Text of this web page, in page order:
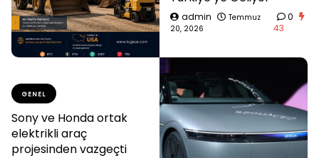
admin
Temmuz
20, 2026
0
43
GENEL
Sony ve Honda ortak
elektrikli araç
projesinden vazgeçti